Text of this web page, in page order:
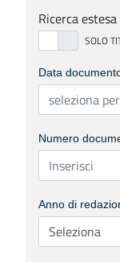
Ricerca
Data
Numero
Anno di